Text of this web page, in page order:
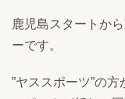
鹿児島スタートか
ーです。
”ヤススポーツ”の